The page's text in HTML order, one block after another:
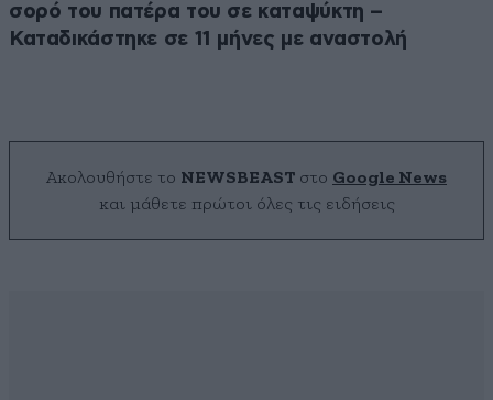
σορό του πατέρα του σε καταψύκτη –
Καταδικάστηκε σε 11 μήνες με αναστολή
Ακολουθήστε το NEWSBEAST στο Google News
και μάθετε πρώτοι όλες τις ειδήσεις